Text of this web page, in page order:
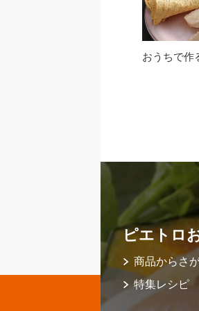
おうちで作
ピエトロ
商品からさ
特集レシピ